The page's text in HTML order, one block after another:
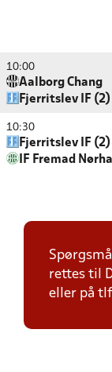
10:00
Aalborg Chang
Fjerritslev IF (2)
10:30
Fjerritslev IF (2)
IF Fremad
rettes til
eller på